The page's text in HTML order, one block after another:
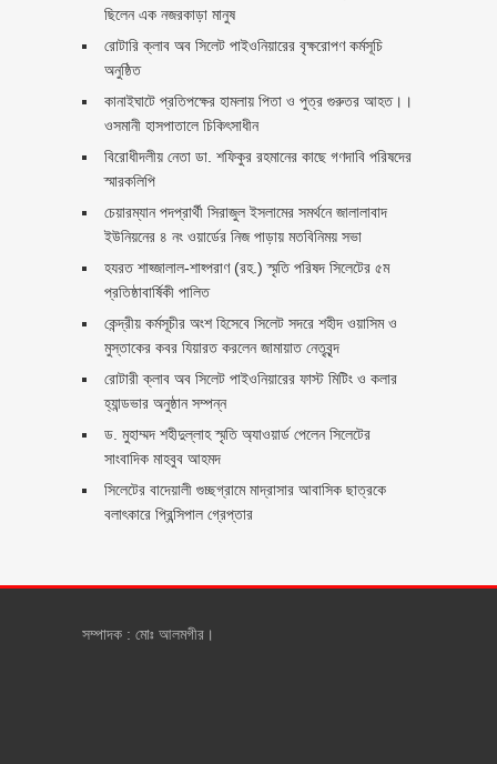
ছিলেন এক নজরকাড়া মানুষ ‎
রোটারি ক্লাব অব সিলেট পাইওনিয়ারের বৃক্ষরোপণ কর্মসূচি
অনুষ্ঠিত
কানাইঘাটে প্রতিপক্ষের হামলায় পিতা ও পুত্র গুরুতর আহত।।
ওসমানী হাসপাতালে চিকিৎসাধীন
বিরোধীদলীয় নেতা ডা. শফিকুর রহমানের কাছে গণদাবি পরিষদের
স্মারকলিপি ‎
চেয়ারম্যান পদপ্রার্থী সিরাজুল ইসলামের সমর্থনে জালালাবাদ
ইউনিয়নের ৪ নং ওয়ার্ডের নিজ পাড়ায় মতবিনিময় সভা
হযরত শাহ্জালাল-শাহ্পরাণ (রহ.) স্মৃতি পরিষদ সিলেটের ৫ম
প্রতিষ্ঠাবার্ষিকী পালিত ‎​
কেন্দ্রীয় কর্মসূচীর অংশ হিসেবে সিলেট সদরে শহীদ ওয়াসিম ও
মুস্তাকের কবর যিয়ারত করলেন জামায়াত নেতৃবৃন্দ ‎
রোটারী ক্লাব অব সিলেট পাইওনিয়ারের ফাস্ট মিটিং ও কলার
হ্যান্ডভার অনুষ্ঠান সম্পন্ন
ড. মুহাম্মদ শহীদুল্লাহ স্মৃতি অ্যাওয়ার্ড পেলেন সিলেটের
সাংবাদিক মাহবুব আহমদ
সিলেটের বাদেয়ালী গুচ্ছগ্রামে মাদ্রাসার আবাসিক ছাত্রকে
বলাৎকারে প্রিন্সিপাল গ্রেপ্তার ‎
সম্পাদক : মোঃ আলমগীর।